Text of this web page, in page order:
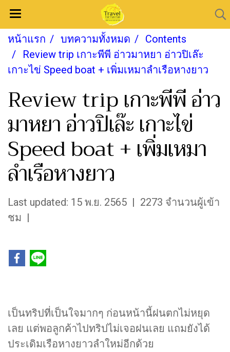
หน้าแรก บทความทั้งหมด
Contents
Review trip เกาะพีพี อ่าวมาหยา อ่าวปิเล๊ะ
เกาะไข่ Speed boat + เพิ่มเหมาลำเรือหางยาว
Review trip เกาะพีพี อ่าว
มาหยา อ่าวปิเล๊ะ เกาะไข่
Speed boat + เพิ่มเหมา
ลำเรือหางยาว
Last updated: 15 พ.ย. 2565 | 2273 จำนวนผู้เข้า
ชม |
เป็นทริปที่เป็นใจมากๆ ก่อนหน้านี้ฝนตกไม่หยุด
เลย แต่พอลูกค้าไปทริปไม่เจอฝนเลย แถมยังได้
ประเดิมเรือหางยาวลำใหม่อีกด้วย